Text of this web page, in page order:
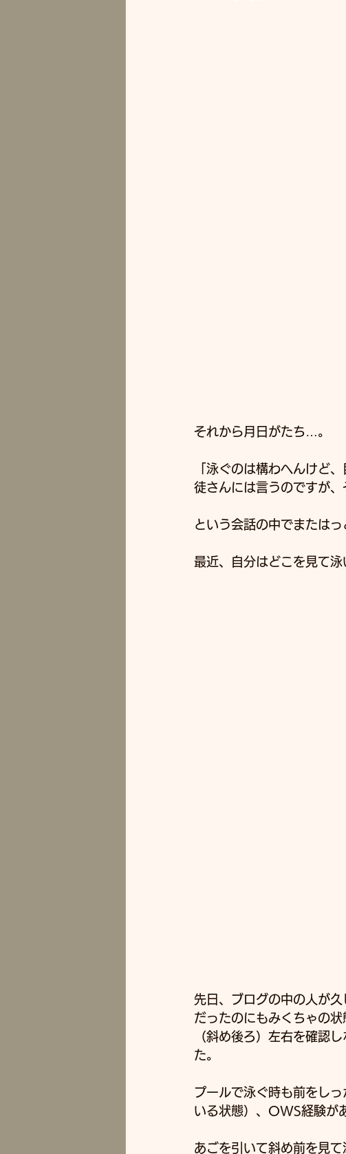
それから月日がたち…。
「泳ぐのは構わへんけど
徒さんには言うのですが
という会話の中でまたはっ
最近、自分はどこを見て泳
先日、ブログの中の人が
だったのにもみくちゃの
（斜め後ろ）左右を確認
た。
プールで泳ぐ時も前をし
いる状態）、OWS経験が
あごを引いて斜め前を見